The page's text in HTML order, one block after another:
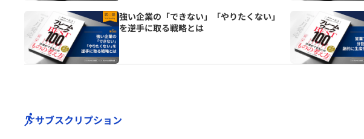
強い企業の「できない」「やりたくない」
を逆手に取る戦略とは
サブスクリプション